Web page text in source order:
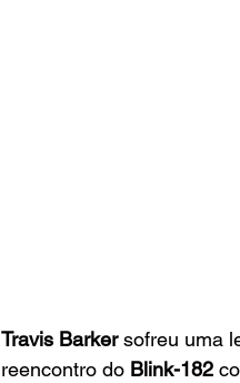
Travis Barker sofreu uma
reencontro do Blink-182